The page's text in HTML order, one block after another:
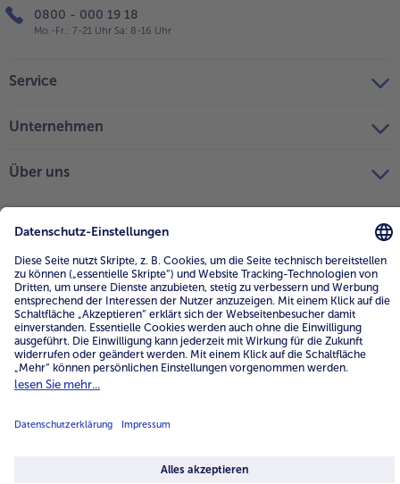
0800 - 000 19 18
Mo.-Fr.: 7-21 Uhr Sa: 8-16 Uhr
Service
Unternehmen
Über uns
Land / Sprache wählen